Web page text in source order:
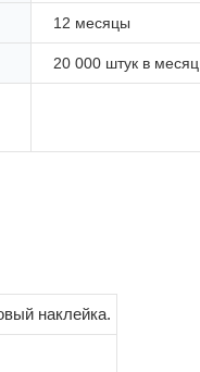
12 месяцы
20 000 штук в месяц
наклейка.